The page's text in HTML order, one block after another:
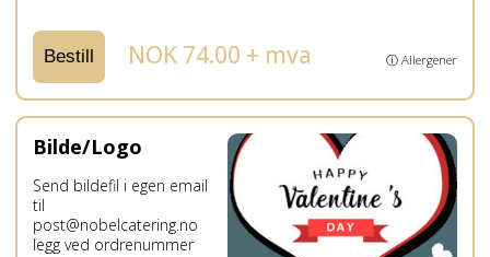
Bestill NOK 74.00 + mva ⓘ Allergener
Bilde/Logo
Send bildefil i egen email
til
post@nobelcatering.no
legg ved ordrenummer